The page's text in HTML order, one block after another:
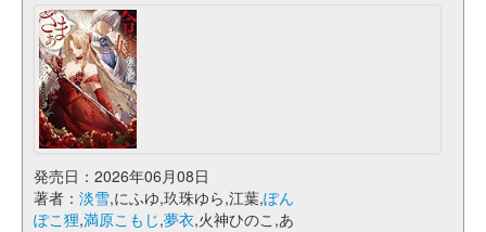
発売日：2026年06月08日
著者： 淡雪,にふゆ,玖珠ゆら,江葉,ぽん
ぽこ狸,満原こもじ,夢衣,火神ひのこ,あ